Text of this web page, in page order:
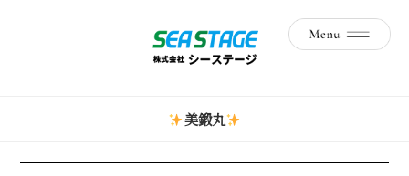
美鍛丸